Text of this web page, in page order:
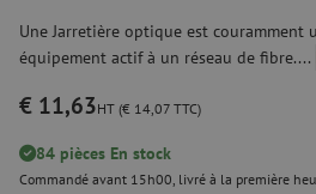
Une Jarretière optique est couramment
équipement actif à un réseau de fibre....
€ 11,63HT (€ 14,07 TTC)
84 pièces En stock
Commandé avant 15h00, livré à la première